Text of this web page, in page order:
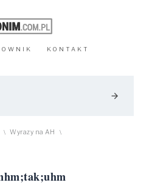
KONTAKT
arrow_forward
\ Wyrazy na AH \